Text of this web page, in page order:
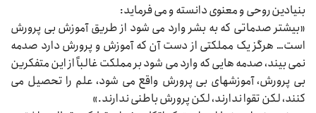
بنیادین روحی و معنوی دانسته و می‌‌‌ فرماید:
«بیشتر صدماتی که به بشر وارد می‌‌‌ شود از طریق آموزش بی‌‌‌ پرورش
است… هرگز یک مملکتی از دست آن که آموزش و پرورش دارد صدمه
نمی‌‌‌ بیند، صدمه‌‌‌ هایی که وارد می‌‌‌ شود بر مملکت غالباً از این متفکرین
بی‌‌‌ پرورش، آموزشهای بی‌‌‌ پرورش واقع می‌‌‌ شود، علم را تحصیل می‌‌‌
کنند، لکن تقوا ندارند، لکن پرورش باطنی ندارند.»